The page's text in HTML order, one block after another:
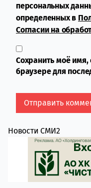
персональных
определенных в
Согласии на
Сохранить моё имя,
браузере для
Новости СМИ2